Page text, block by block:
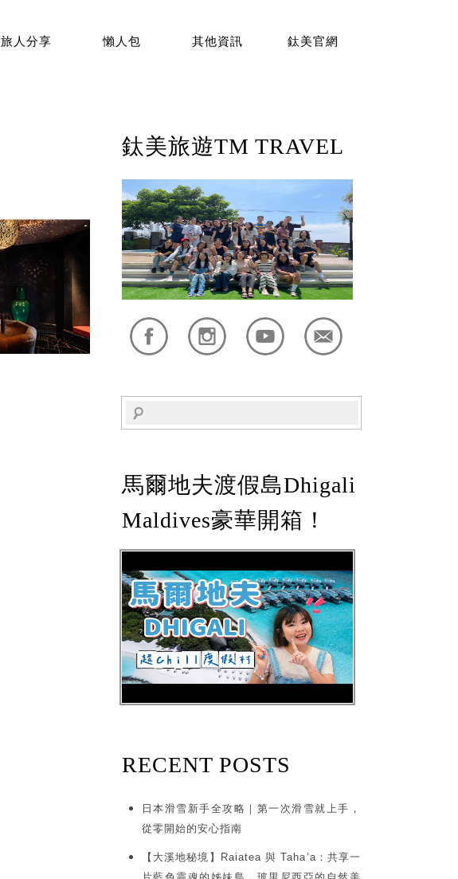
旅人分享 懶人包 其他資訊 鈦美官網
鈦美旅遊TM TRAVEL
馬爾地夫渡假島Dhigali
Maldives豪華開箱！
RECENT POSTS
日本滑雪新手全攻略｜第一次滑雪就上手，
從零開始的安心指南
【大溪地秘境】Raiatea 與 Taha’a：共享一